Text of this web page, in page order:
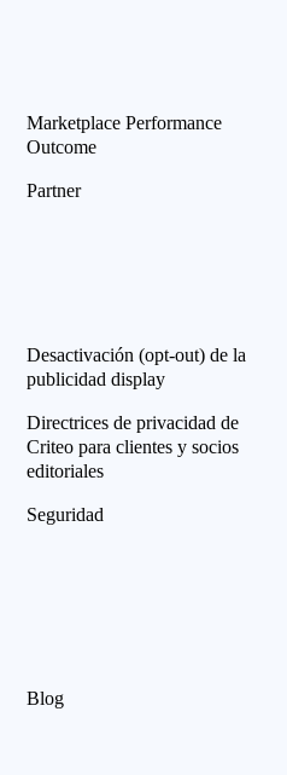
Marketplace Performance
Outcome
Partner
Desactivación (opt-out) de la
publicidad display
Directrices de privacidad de
Criteo para clientes y socios
editoriales
Seguridad
Blog